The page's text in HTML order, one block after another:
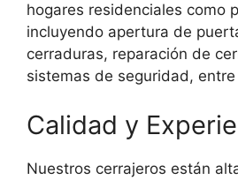
hogares residenciales como
incluyendo apertura de
cerraduras, reparación de
sistemas de seguridad,
Calidad y
Nuestros cerrajeros están